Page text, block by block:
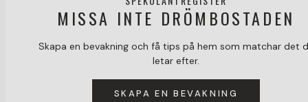
MISSA INTE DRÖMBOSTADEN
Skapa en bevakning och få tips på hem som matchar det
letar efter.
SKAPA EN BEVAKNING